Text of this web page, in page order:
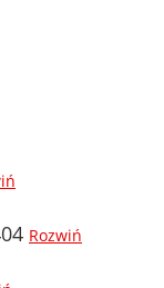
Rozwiń